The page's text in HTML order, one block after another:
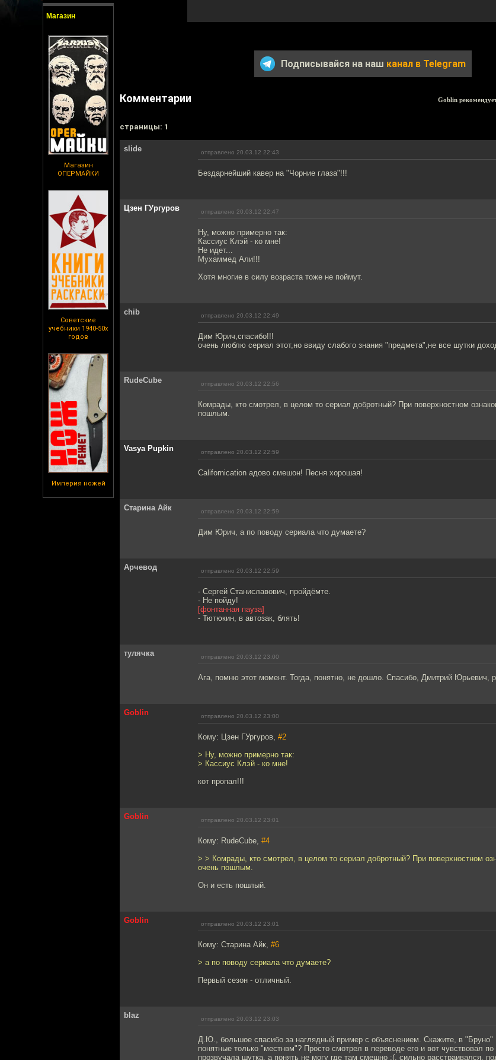
Магазин
Магазин
ОПЕРМАЙКИ
Советские
учебники 1940-50х
годов
Империя ножей
Подписывайся на наш канал в Telegram
Комментарии Goblin
cтраницы: 1
slide отправлено 20.03.12 22:43
Бездарнейший кавер на "Чорние глаза"!!!
Цзен ГУргуров отправлено 20.03.12 22:47
Ну, можно примерно так:
Кассиус Клэй - ко мне!
Не идет...
Мухаммед Али!!!
Хотя многие в силу возраста тоже не поймут.
chib отправлено 20.03.12 22:49
Дим Юрич,спасибо!!!
очень люблю сериал этот,но ввиду слабого знания "предмета",не все шутки
RudeCube отправлено 20.03.12 22:56
Комрады, кто смотрел, в целом то сериал добротный? При поверхностном
пошлым.
Vasya Pupkin отправлено 20.03.12 22:59
Californication адово смешон! Песня хорошая!
Старина Айк отправлено 20.03.12 22:59
Дим Юрич, а по поводу сериала что думаете?
Арчевод отправлено 20.03.12 22:59
- Сергей Станиславович, пройдёмте.
- Не пойду!
[фонтанная пауза]
- Тютюкин, в автозак, блять!
тулячка отправлено 20.03.12 23:00
Ага, помню этот момент. Тогда, понятно, не дошло. Спасибо, Дмитрий Юрьевич,
Goblin отправлено 20.03.12 23:00
Кому: Цзен ГУргуров, #2
> Ну, можно примерно так:
> Кассиус Клэй - ко мне!
кот пропал!!!
Goblin отправлено 20.03.12 23:01
Кому: RudeCube, #4
> > Комрады, кто смотрел, в целом то сериал добротный? При поверхностном
очень пошлым.
Он и есть пошлый.
Goblin отправлено 20.03.12 23:01
Кому: Старина Айк, #6
> а по поводу сериала что думаете?
Первый сезон - отличный.
blaz отправлено 20.03.12 23:03
Д.Ю., большое спасибо за наглядный пример с объяснением. Скажите, в "Бруно"
понятные только "местнвм"? Просто смотрел в переводе его и вот чувствовал
прозвучала шутка, а понять не могу где там смешно :(, сильно расстраивался,